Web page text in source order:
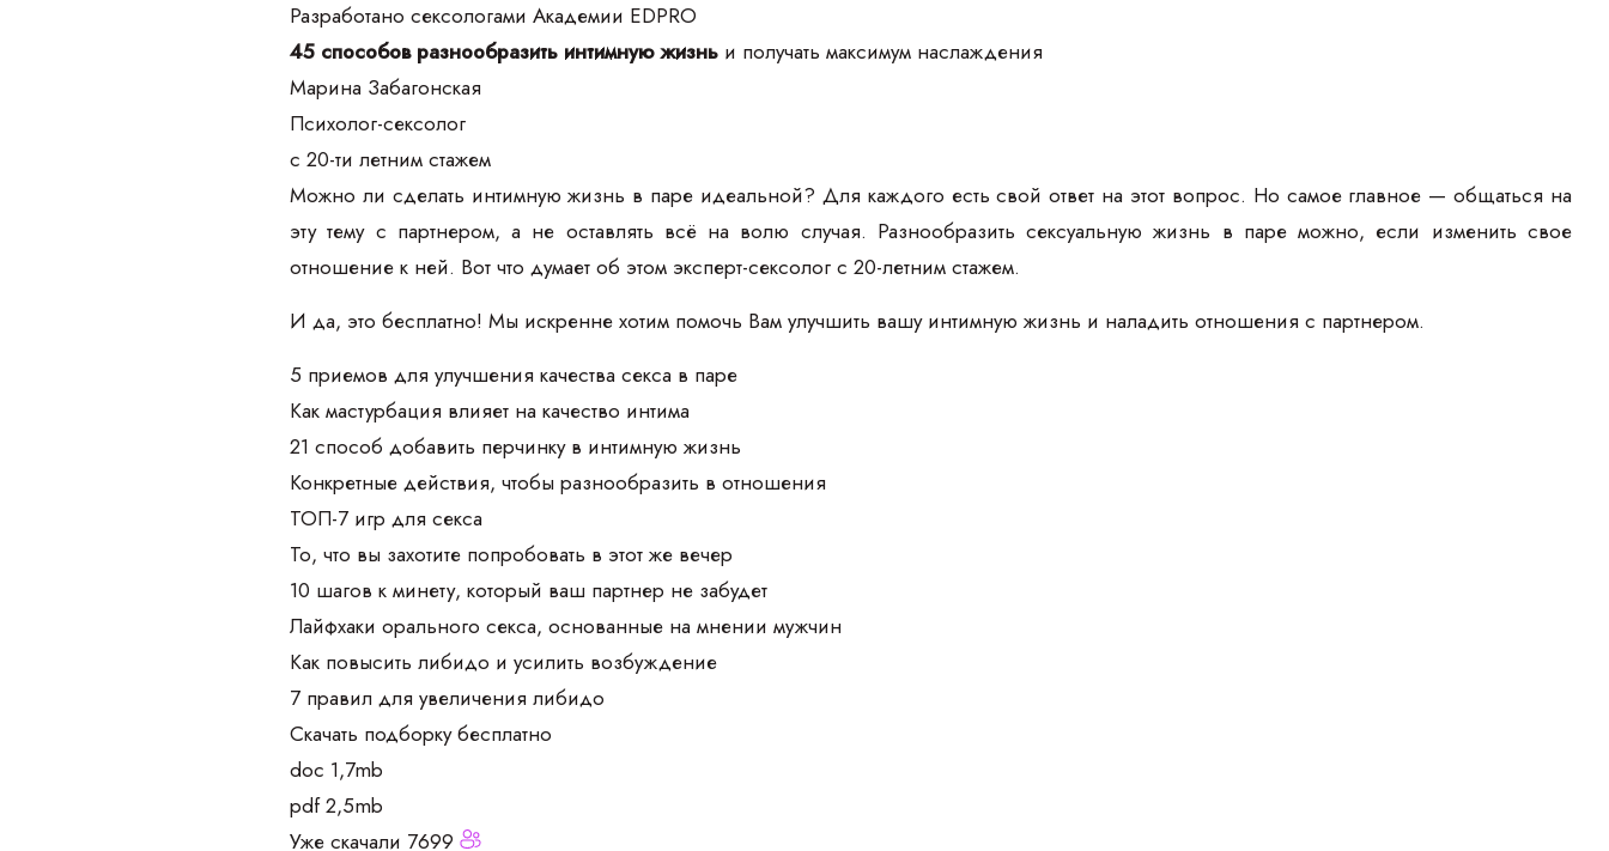
Разработано сексологами Академии EDPRO
45 способов разнообразить интимную жизнь и получать максимум наслаждения
Марина Забагонская
Психолог-сексолог
с 20-ти летним стажем
Можно ли сделать интимную жизнь в паре идеальной? Для каждого есть свой ответ на этот вопрос. Но самое главное — общаться на
эту тему с партнером, а не оставлять всё на волю случая. Разнообразить сексуальную жизнь в паре можно, если изменить свое
отношение к ней. Вот что думает об этом эксперт-сексолог с 20-летним стажем.
И да, это бесплатно! Мы искренне хотим помочь Вам улучшить вашу интимную жизнь и наладить отношения с партнером.
5 приемов для улучшения качества секса в паре
Как мастурбация влияет на качество интима
21 способ добавить перчинку в интимную жизнь
Конкретные действия, чтобы разнообразить в отношения
ТОП-7 игр для секса
То, что вы захотите попробовать в этот же вечер
10 шагов к минету, который ваш партнер не забудет
Лайфхаки орального секса, основанные на мнении мужчин
Как повысить либидо и усилить возбуждение
7 правил для увеличения либидо
Скачать подборку бесплатно
doc 1,7mb
pdf 2,5mb
Уже скачали 7699